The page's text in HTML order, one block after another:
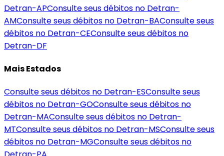
Detran-APConsulte seus débitos no Detran-
AMConsulte seus débitos no Detran-BAConsulte seus
débitos no Detran-CEConsulte seus débitos no
Detran-DF
Mais Estados
Consulte seus débitos no Detran-ESConsulte seus
débitos no Detran-GOConsulte seus débitos no
Detran-MAConsulte seus débitos no Detran-
MTConsulte seus débitos no Detran-MSConsulte seus
débitos no Detran-MGConsulte seus débitos no